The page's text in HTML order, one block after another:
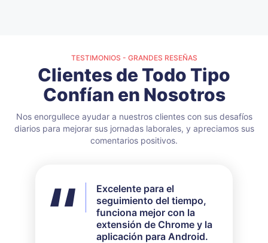
TESTIMONIOS - GRANDES RESEÑAS
Clientes de Todo Tipo
Confían en Nosotros
Nos enorgullece ayudar a nuestros clientes con sus desafíos
diarios para mejorar sus jornadas laborales, y apreciamos sus
comentarios positivos.
Excelente para el
seguimiento del tiempo,
funciona mejor con la
extensión de Chrome y la
aplicación para Android.
No utilicé todas las
funciones disponibles,
pero para mis
necesidades funcionó
perfectamente. Su